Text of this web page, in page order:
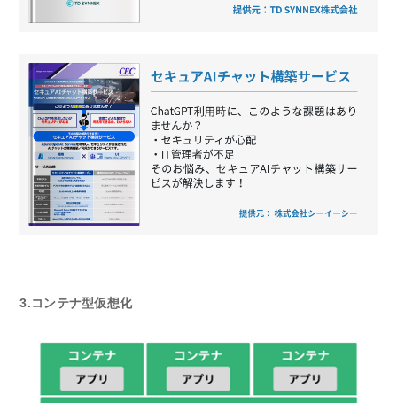
3.コンテナ型仮想化